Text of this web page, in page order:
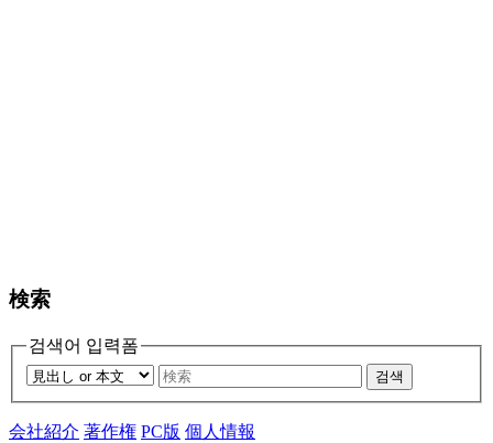
検索
검색어 입력폼
검색
会社紹介 著作権 PC版 個人情報